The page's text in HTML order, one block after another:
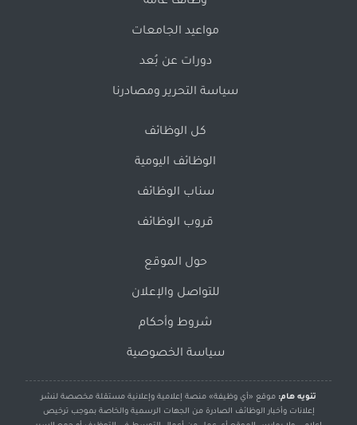
مواعيد الجامعات
دورات عن بُعد
سياسة التحرير ومصادرنا
كل الوظائف
الوظائف اليومية
سناب الوظائف
قروب الوظائف
حول الموقع
للتواصل والإعلان
شروط وأحكام
سياسة الخصوصية
تنويه هام: موقع «أي وظيفة» منصة إعلامية وإعلانية مستقلة مخصصة لنشر
إعلانات وأخبار الوظائف الصادرة من الجهات الرسمية والخاصة بموجب ترخيص